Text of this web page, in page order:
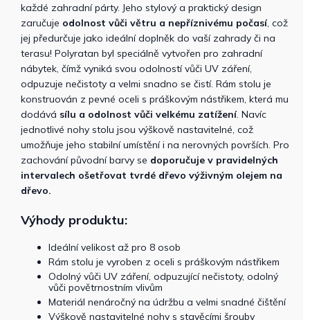
každé zahradní párty. Jeho stylový a praktický design
zaručuje odolnost vůči větru a nepříznivému počasí, což
jej předurčuje jako ideální doplněk do vaší zahrady či na
terasu! Polyratan byl speciálně vytvořen pro zahradní
nábytek, čímž vyniká svou odolností vůči UV záření,
odpuzuje nečistoty a velmi snadno se čistí. Rám stolu je
konstruován z pevné oceli s práškovým nástřikem, která mu
dodává sílu a odolnost vůči velkému zatížení. Navíc
jednotlivé nohy stolu jsou výškově nastavitelné, což
umožňuje jeho stabilní umístění i na nerovných površích. Pro
zachování původní barvy se doporučuje v pravidelných
intervalech ošetřovat tvrdé dřevo výživným olejem na
dřevo.
Výhody produktu:
Ideální velikost až pro 8 osob
Rám stolu je vyroben z oceli s práškovým nástřikem
Odolný vůči UV záření, odpuzující nečistoty, odolný
vůči povětrnostním vlivům
Materiál nenáročný na údržbu a velmi snadné čištění
Výškově nastavitelné nohy s stavěcími šrouby